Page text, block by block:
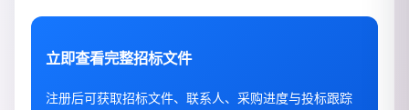
立即查看完整招标文件
注册后可获取招标文件、联系人、采购进度与投标跟踪